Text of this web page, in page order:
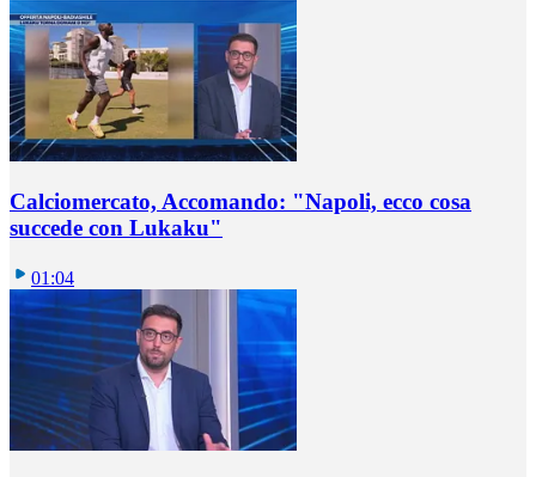
Calciomercato, Accomando: "Napoli, ecco cosa
succede con Lukaku"
01:04